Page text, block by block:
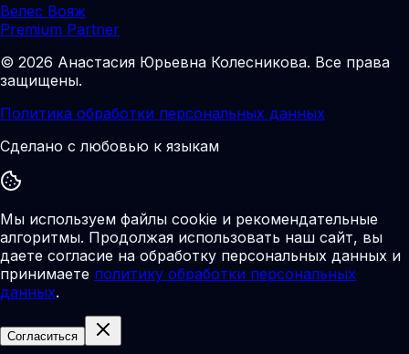
Велес Вояж
Premium Partner
© 2026 Анастасия Юрьевна Колесникова. Все права
защищены.
Политика обработки персональных данных
Сделано с любовью к языкам
Мы используем файлы cookie и рекомендательные
алгоритмы. Продолжая использовать наш сайт, вы
даете согласие на обработку персональных данных и
принимаете политику обработки персональных
данных.
Согласиться